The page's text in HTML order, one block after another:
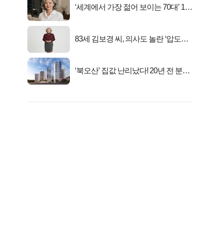
‘세계에서 가장 젊어 보이는 70대’ 1위
83세 김보경 씨, 의사도 놀란 ‘압도적
‘북오산’ 집값 난리났다! 20년 전 분양